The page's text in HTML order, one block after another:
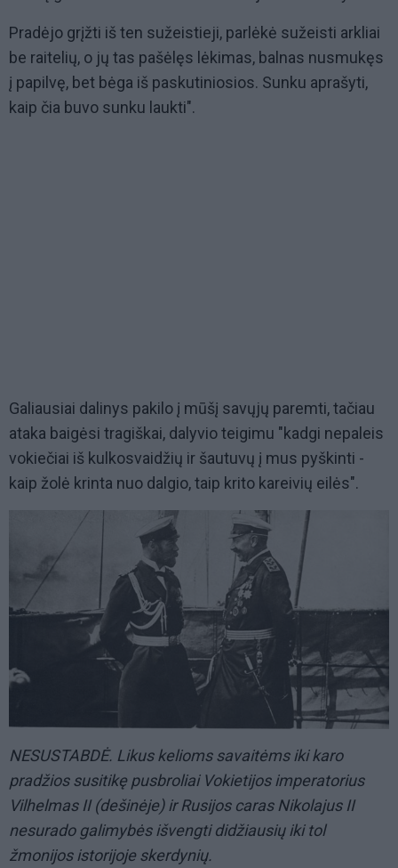
Pradėjo grįžti iš ten sužeistieji, parlėkė sužeisti arkliai
be raitelių, o jų tas pašėlęs lėkimas, balnas nusmukęs
į papilvę, bet bėga iš paskutiniosios. Sunku aprašyti,
kaip čia buvo sunku laukti".
Galiausiai dalinys pakilo į mūšį savųjų paremti, tačiau
ataka baigėsi tragiškai, dalyvio teigimu "kadgi nepaleis
vokiečiai iš kulkosvaidžių ir šautuvų į mus pyškinti -
kaip žolė krinta nuo dalgio, taip krito kareivių eilės".
NESUSTABDĖ. Likus kelioms savaitėms iki karo
pradžios susitikę pusbroliai Vokietijos imperatorius
Vilhelmas II (dešinėje) ir Rusijos caras Nikolajus II
nesurado galimybės išvengti didžiausių iki tol
žmonijos istorijoje skerdynių.